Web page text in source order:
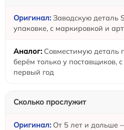
Заводскую
упаковке, с маркировкой и
Совместимую деталь
берём только у поставщиков,
первый год
Сколько прослужит
От 5 лет и дольше